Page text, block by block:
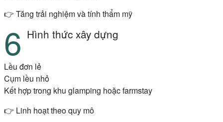
👉 Tăng trải nghiệm và tính thẩm mỹ
Hình thức xây dựng
Lều đơn lẻ
Cụm lều nhỏ
Kết hợp trong khu glamping hoặc farmstay
👉 Linh hoạt theo quy mô